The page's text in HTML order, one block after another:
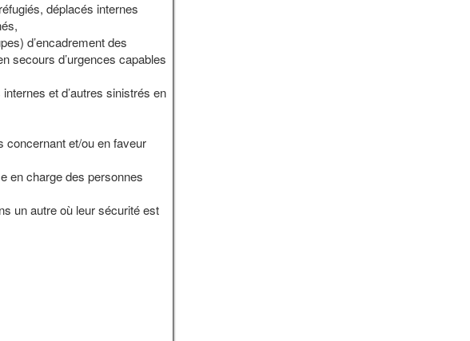
déplacés internes
d’encadrement des
secours d’urgences capables
et d’autres sinistrés en
concernant et/ou en faveur
en charge des personnes
un autre où leur sécurité est